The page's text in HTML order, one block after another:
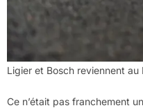
Ligier et Bosch reviennent
Ce n’était pas franchement